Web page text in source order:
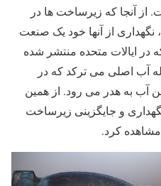
آنجا که زیرساخت ها در
از آنها خود یک صنعت
در ایالات متحده منتشر شده
آب اصلی می ترکد که در
آب به هدر می رود. از همین
و جایگزینی زیرساخت
کرد.